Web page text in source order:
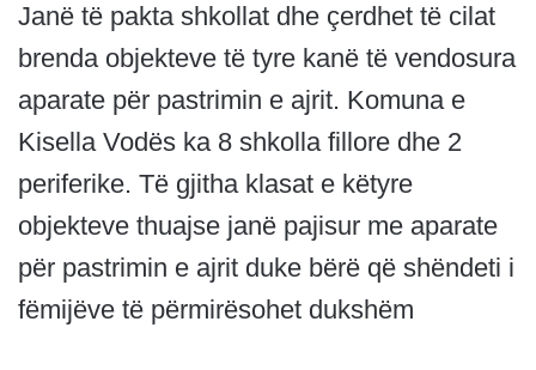
Janë të pakta shkollat dhe çerdhet të cilat
brenda objekteve të tyre kanë të vendosura
aparate për pastrimin e ajrit. Komuna e
Kisella Vodës ka 8 shkolla fillore dhe 2
periferike. Të gjitha klasat e këtyre
objekteve thuajse janë pajisur me aparate
për pastrimin e ajrit duke bërë që shëndeti i
fëmijëve të përmirësohet dukshëm